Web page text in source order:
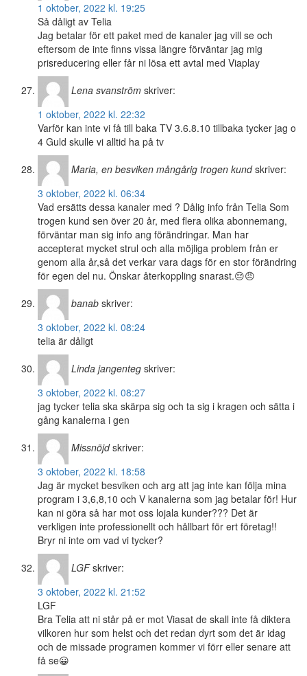
1 oktober, 2022 kl. 19:25
Så dåligt av Telia
Jag betalar för ett paket med de kanaler jag vill se och
eftersom de inte finns vissa längre förväntar jag mig
prisreducering eller får ni lösa ett avtal med Viaplay
Lena svanström skriver:
1 oktober, 2022 kl. 22:32
Varför kan inte vi få till baka TV 3.6.8.10 tillbaka tycker jag o
4 Guld skulle vi alltid ha på tv
Maria, en besviken mångårig trogen kund skriver:
3 oktober, 2022 kl. 06:34
Vad ersätts dessa kanaler med ? Dålig info från Telia Som
trogen kund sen över 20 år, med flera olika abonnemang,
förväntar man sig info ang förändringar. Man har
accepterat mycket strul och alla möjliga problem från er
genom alla år,så det verkar vara dags för en stor förändring
för egen del nu. Önskar återkoppling snarast.😔😠
banab skriver:
3 oktober, 2022 kl. 08:24
telia är dåligt
Linda jangenteg skriver:
3 oktober, 2022 kl. 08:27
jag tycker telia ska skärpa sig och ta sig i kragen och sätta i
gång kanalerna i gen
Missnöjd skriver:
3 oktober, 2022 kl. 18:58
Jag är mycket besviken och arg att jag inte kan följa mina
program i 3,6,8,10 och V kanalerna som jag betalar för! Hur
kan ni göra så har mot oss lojala kunder??? Det är
verkligen inte professionellt och hållbart för ert företag!!
Bryr ni inte om vad vi tycker?
LGF skriver:
3 oktober, 2022 kl. 21:52
LGF
Bra Telia att ni står på er mot Viasat de skall inte få diktera
vilkoren hur som helst och det redan dyrt som det är idag
och de missade programen kommer vi förr eller senare att
få se😀